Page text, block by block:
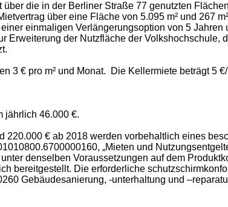
die in der Berliner Straße 77 genutzten
über eine Fläche von 5.095 m² und 267
einmaligen Verlängerungsoption von 5
Erweiterung der Nutzfläche der Volkshochschule,
3 € pro m² und Monat. Die Kellermiete beträgt 5
jährlich 46.000 €.
€ ab 2018 werden vorbehaltlich eines
„Mieten und
denselben Voraussetzungen auf dem
bereitgestellt. Die erforderliche
Gebäudesanierung, -unterhaltung und